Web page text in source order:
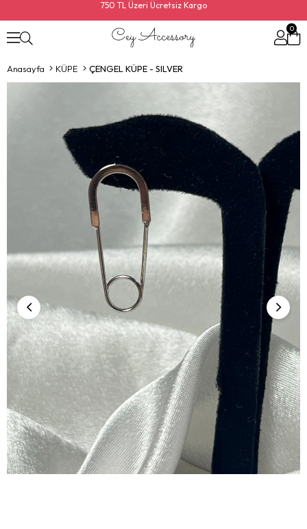
750 TL Üzeri Ücretsiz Kargo
0
Anasayfa KÜPE ÇENGEL KÜPE - SILVER